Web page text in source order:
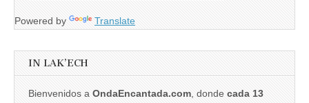
Powered by Translate
IN LAK’ECH
Bienvenidos a OndaEncantada.com, donde cada 13